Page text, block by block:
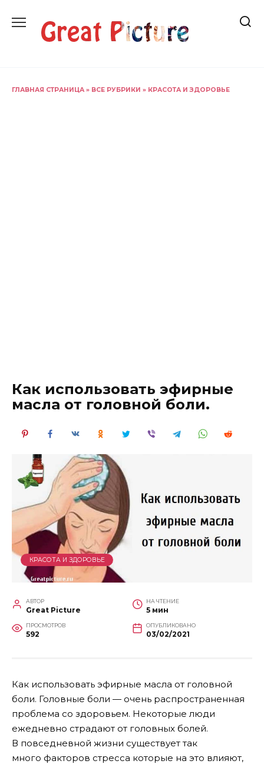
содержанию
ГЛАВНАЯ СТРАНИЦА » ВСЕ РУБРИКИ » КРАСОТА И ЗДОРОВЬЕ
Как использовать эфирные
масла от головной боли.
КРАСОТА И ЗДОРОВЬЕ
АВТОР
Great Picture
НА ЧТЕНИЕ
5 мин
ПРОСМОТРОВ
592
ОПУБЛИКОВАНО
03/02/2021
Как использовать эфирные масла от головной
боли. Головные боли — очень распространенная
проблема со здоровьем. Некоторые люди
ежедневно страдают от головных болей.
В повседневной жизни существует так
много факторов стресса которые на это влияют,